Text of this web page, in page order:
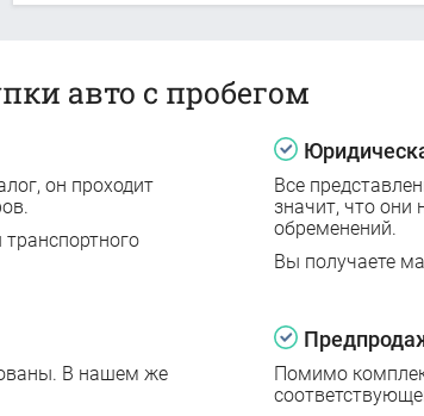
авто с пробегом
он проходит
Все
значит, что они
обременений.
Вы получаете
В нашем же
Помимо